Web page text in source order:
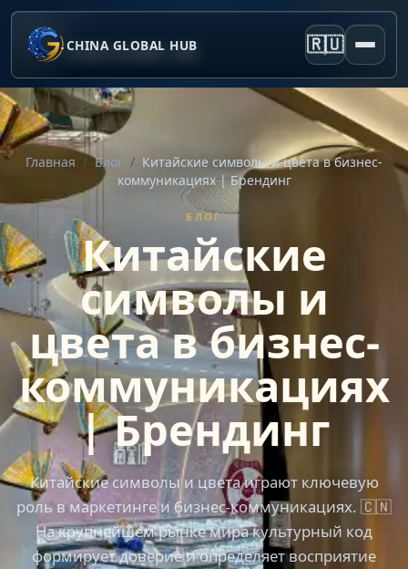
CHINA GLOBAL HUB 🇷🇺
Главная / Блог / Китайские символы и цвета в бизнес-
коммуникациях | Брендинг
БЛОГ
Китайские
символы и
цвета в бизнес-
коммуникациях
| Брендинг
Китайские символы и цвета играют ключевую
роль в маркетинге и бизнес-коммуникациях. 🇨🇳
На крупнейшем рынке мира культурный код
формирует доверие и определяет восприятие